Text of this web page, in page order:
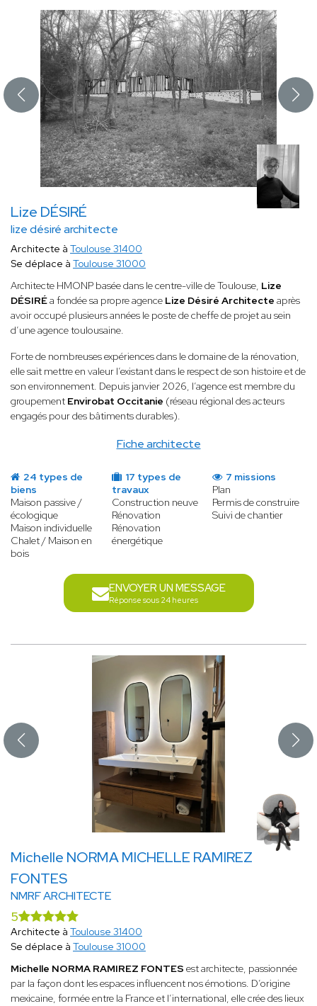
Lize DÉSIRÉ
lize désiré architecte
Fiche architecte
Architecte à Toulouse 31400
Se déplace à Toulouse 31000
Architecte HMONP basée dans le centre-ville de Toulouse, Lize
DÉSIRÉa fondée sa propre agence Lize Désiré Architecte après
avoir occupé plusieurs années le poste de cheffe de projet au sein
d’une agence toulousaine.
Forte de nombreuses expériences dans le domaine de la rénovation,
elle sait mettre en valeur l’existant dans le respect de son histoire et de
son environnement. Depuis janvier 2026, l’agence est membre du
groupement Envirobat Occitanie (réseau régional des acteurs
engagés pour des bâtiments durables).
24 types de
biens
Maison passive /
écologique
Maison individuelle
Chalet / Maison en
bois
17 types de
travaux
Construction neuve
Rénovation
Rénovation
énergétique
7 missions
Plan
Permis de construire
Suivi de chantier
ENVOYER UN MESSAGE
Réponse sous 24 heures
Michelle NORMA MICHELLE RAMIREZ
FONTES
NMRF ARCHITECTE
5
Architecte à Toulouse 31400
Se déplace à Toulouse 31000
Michelle NORMA RAMIREZ FONTES est architecte, passionnée
par la façon dont les espaces influencent nos émotions. D’origine
mexicaine, formée entre la France et l’international, elle crée des lieux